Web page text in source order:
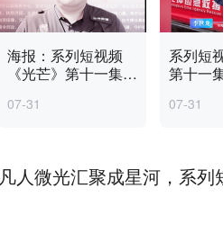
海报：系列短视频
《光芒》第十一集｜
长，倒在了公益寻人
07-31
系列短
第十一
在了公
07-31
凡人微光汇聚成星河，系